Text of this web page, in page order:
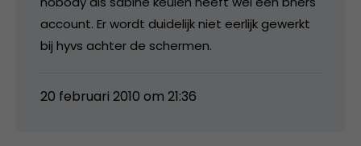
account. Er wordt duidelijk niet eerlijk gewerkt
bij hyvs achter de schermen.
20 februari 2010 om 21:36